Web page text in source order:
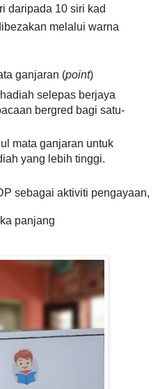
daripada 10 siri kad
melalui warna
ganjaran (point)
selepas berjaya
bergred bagi satu-
mata ganjaran untuk
yang lebih tinggi.
sebagai aktiviti pengayaan,
panjang